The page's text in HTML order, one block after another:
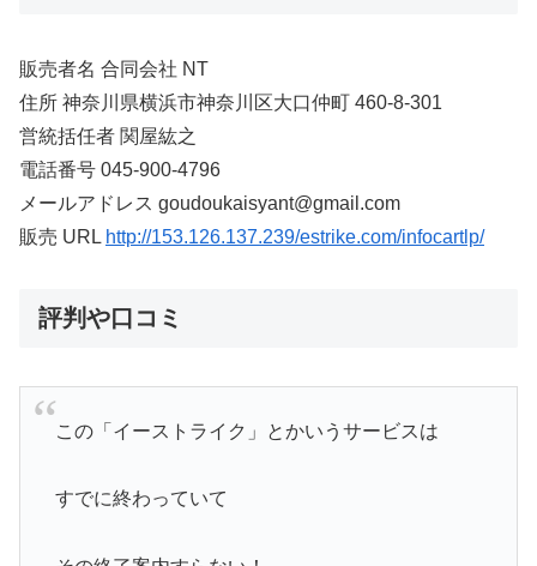
販売者名 合同会社 NT
住所 神奈川県横浜市神奈川区大口仲町 460-8-301
営統括任者 関屋紘之
電話番号 045-900-4796
メールアドレス goudoukaisyant@gmail.com
販売 URL http://153.126.137.239/estrike.com/infocartlp/
評判や口コミ
この「イーストライク」とかいうサービスは
すでに終わっていて